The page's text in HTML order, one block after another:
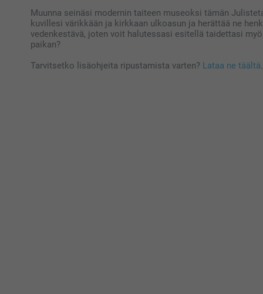
Muunna seinäsi modernin taiteen museoksi tämän
kuvillesi värikkään ja kirkkaan ulkoasun ja herättää ne
vedenkestävä, joten voit halutessasi esitellä taidettasi
paikan?
Tarvitsetko lisäohjeita ripustamista varten? Lataa ne täältä.